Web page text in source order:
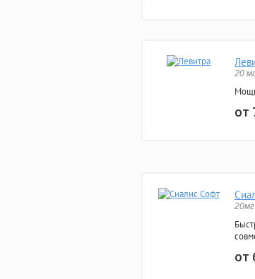
20
от
20мг
от